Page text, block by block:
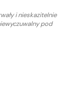
i nieskazitelnie
pod